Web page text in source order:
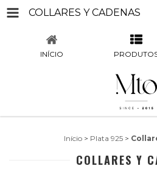
COLLARES Y CADENAS
INÍCIO
Início > Plata 925 >
COLLARES Y